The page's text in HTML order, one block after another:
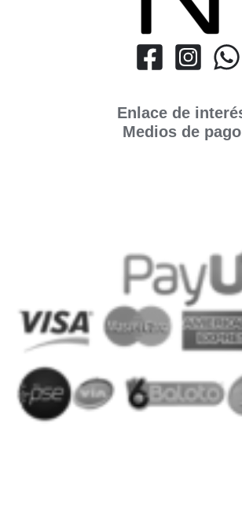
Enlace de
Medios de pago